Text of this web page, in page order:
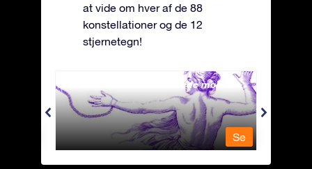
at vide om hver af de 88
konstellationer og de 12
stjernetegn!
Andromeda - Den lænkede mø
Se